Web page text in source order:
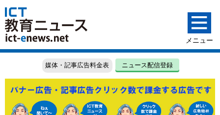
媒体・記事広告料金表 ニュース配信登録